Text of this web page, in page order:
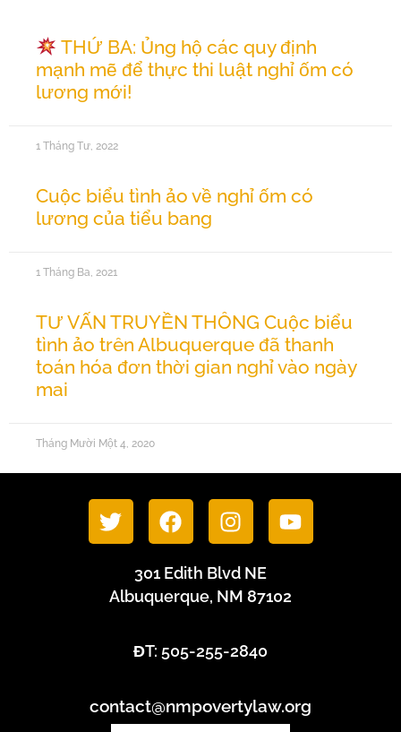
THỨ BA: Ủng hộ các quy định
mạnh mẽ để thực thi luật nghỉ ốm có
lương mới!
1 Tháng Tư, 2022
Cuộc biểu tình ảo về nghỉ ốm có
lương của tiểu bang
1 Tháng Ba, 2021
TƯ VẤN TRUYỀN THÔNG Cuộc biểu
tình ảo trên Albuquerque đã thanh
toán hóa đơn thời gian nghỉ vào ngày
mai
Tháng Mười Một 4, 2020
301 Edith Blvd NE
Albuquerque, NM 87102
ĐT: 505-255-2840
contact@nmpovertylaw.org